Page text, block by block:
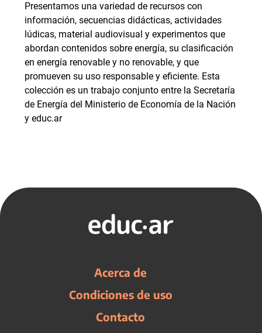
Presentamos una variedad de recursos con
información, secuencias didácticas, actividades
lúdicas, material audiovisual y experimentos que
abordan contenidos sobre energía, su clasificación
en energía renovable y no renovable, y que
promueven su uso responsable y eficiente. Esta
colección es un trabajo conjunto entre la Secretaría
de Energía del Ministerio de Economía de la Nación
y educ.ar
Acerca de
Condiciones de uso
Contacto